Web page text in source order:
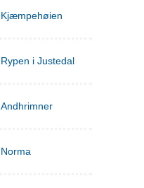
Kjæmpehøien
Rypen i Justedal
Andhrimner
Norma